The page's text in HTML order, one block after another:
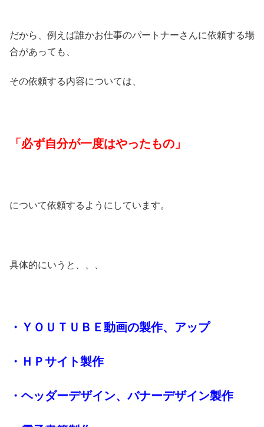
だから、例えば誰かお仕事のパートナーさんに依頼する場
合があっても、
その依頼する内容については、
「必ず自分が一度はやったもの」
について依頼するようにしています。
具体的にいうと、、、
・ＹＯＵＴＵＢＥ動画の製作、アップ
・ＨＰサイト製作
・ヘッダーデザイン、バナーデザイン製作